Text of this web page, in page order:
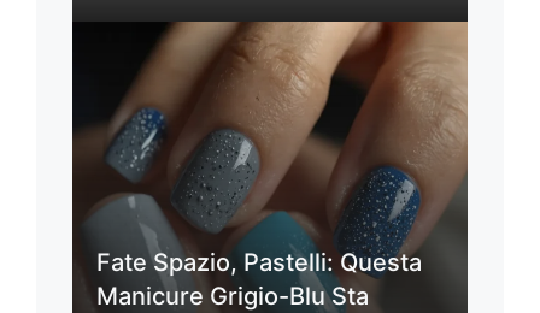
Fate Spazio, Pastelli: Questa
Manicure Grigio-Blu Sta